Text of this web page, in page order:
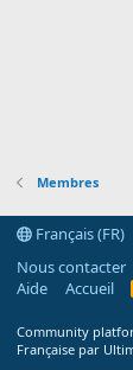
Membres
Français (FR)
Nous contacter
Aide
Accueil
Community
Française par